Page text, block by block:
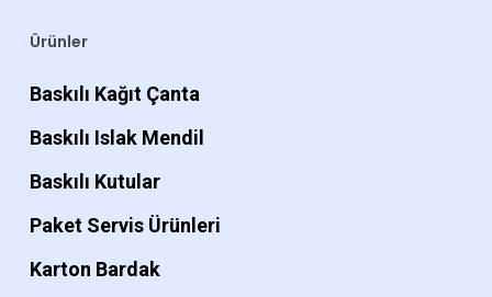
Ürünler
Baskılı Kağıt Çanta
Baskılı Islak Mendil
Baskılı Kutular
Paket Servis Ürünleri
Karton Bardak